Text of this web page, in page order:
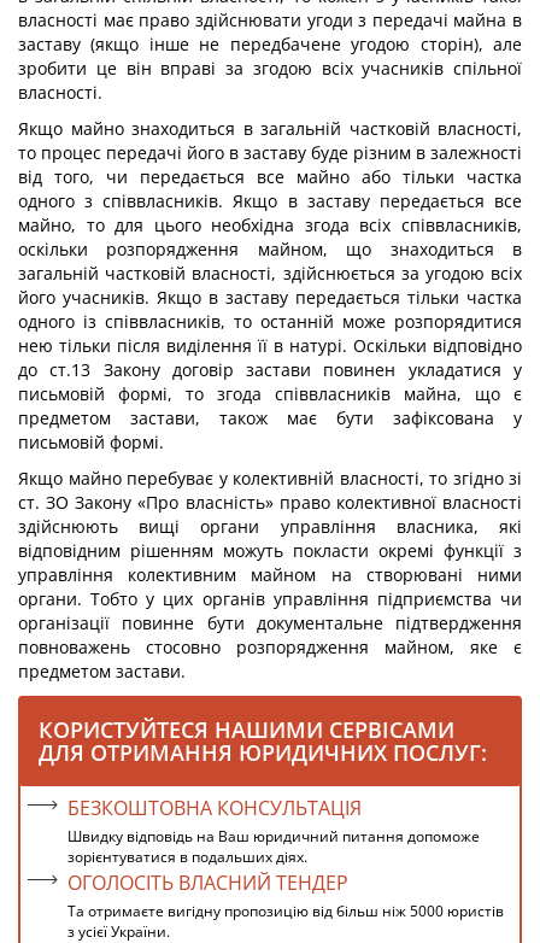
власності має право здійснювати угоди з передачі майна в
заставу (якщо інше не передбачене угодою сторін), але
зробити це він вправі за згодою всіх учасників спільної
власності.
Якщо майно знаходиться в загальній частковій власності,
то процес передачі його в заставу буде різним в залежності
від того, чи передається все майно або тільки частка
одного з співвласників. Якщо в заставу передається все
майно, то для цього необхідна згода всіх співвласників,
оскільки розпорядження майном, що знаходиться в
загальній частковій власності, здійснюється за угодою всіх
його учасників. Якщо в заставу передається тільки частка
одного із співвласників, то останній може розпорядитися
нею тільки після виділення її в натурі. Оскільки відповідно
до ст.13 Закону договір застави повинен укладатися у
письмовій формі, то згода співвласників майна, що є
предметом застави, також має бути зафіксована у
письмовій формі.
Якщо майно перебуває у колективній власності, то згідно зі
ст. ЗО Закону «Про власність» право колективної власності
здійснюють вищі органи управління власника, які
відповідним рішенням можуть покласти окремі функції з
управління колективним майном на створювані ними
органи. Тобто у цих органів управління підприємства чи
організації повинне бути документальне підтвердження
повноважень стосовно розпорядження майном, яке є
предметом застави.
КОРИСТУЙТЕСЯ НАШИМИ СЕРВІСАМИ
ДЛЯ ОТРИМАННЯ ЮРИДИЧНИХ ПОСЛУГ:
БЕЗКОШТОВНА КОНСУЛЬТАЦІЯ
Швидку відповідь на Ваш юридичний питання допоможе
зорієнтуватися в подальших діях.
ОГОЛОСІТЬ ВЛАСНИЙ ТЕНДЕР
Та отримаєте вигідну пропозицію від більш ніж 5000 юристів
з усієї України.